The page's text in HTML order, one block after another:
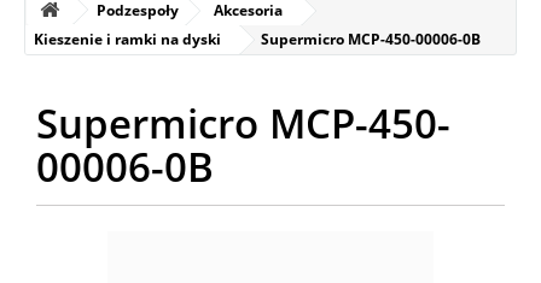
Podzespoły
Akcesoria
Kieszenie i ramki na dyski
Supermicro MCP-450-00006-0B
Supermicro MCP-450-
00006-0B